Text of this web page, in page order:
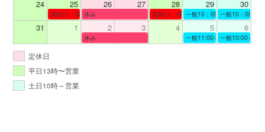
24 25 26 27 28 29 30
貸切11：00～12：00
休み 貸切11：00～12：00一般10：00～19：00
一般10：00～
31 1 2 3 4 5 6
休み 一般11:00～19:00一般10:00～
定休日
平日13時〜営業
土日10時～営業